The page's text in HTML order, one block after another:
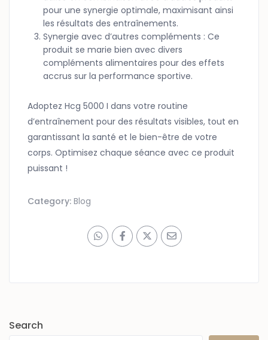
pour une synergie optimale, maximisant ainsi
les résultats des entraînements.
Synergie avec d’autres compléments : Ce
produit se marie bien avec divers
compléments alimentaires pour des effets
accrus sur la performance sportive.
Adoptez Hcg 5000 I dans votre routine
d’entraînement pour des résultats visibles, tout en
garantissant la santé et le bien-être de votre
corps. Optimisez chaque séance avec ce produit
puissant !
Category:Blog
Search